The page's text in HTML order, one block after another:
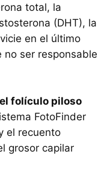
total, la
(DHT), la
en el último
ser responsable
folículo piloso
FotoFinder
el recuento
grosor capilar